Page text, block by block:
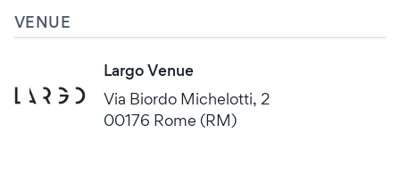
VENUE
Largo Venue
Via Biordo Michelotti, 2
00176 Rome (RM)